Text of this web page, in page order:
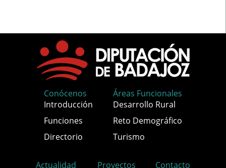
Conócenos
Introducción
Funciones
Directorio
Áreas Funcionales
Desarrollo Rural
Reto Demográfico
Turismo
Actualidad Proyectos Contacto